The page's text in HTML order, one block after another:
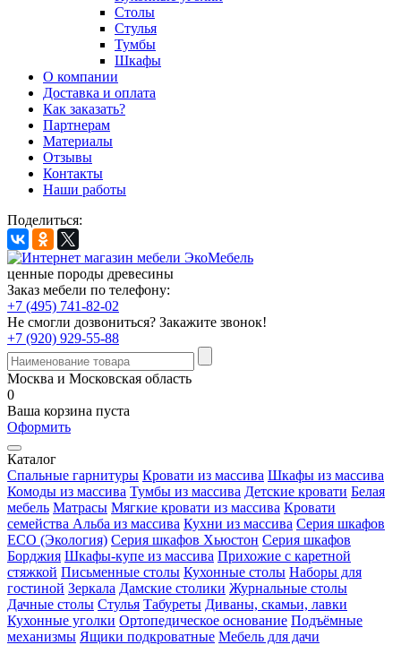
Столы
Стулья
Тумбы
Шкафы
О компании
Доставка и оплата
Как заказать?
Партнерам
Материалы
Отзывы
Контакты
Наши работы
Поделиться:
ценные породы древесины
Заказ мебели по телефону:
+7 (495) 741-82-02
Не смогли дозвониться? Закажите звонок!
+7 (920) 929-55-88
Москва и Московская область
0
Ваша корзина пуста
Оформить
Каталог
Спальные гарнитуры Кровати из массива Шкафы из массива
Комоды из массива Тумбы из массива Детские кровати Белая
мебель Матрасы Мягкие кровати из массива Кровати
семейства Альба из массива Кухни из массива Серия шкафов
ECO (Экология) Серия шкафов Хьюстон Серия шкафов
Борджия Шкафы-купе из массива Прихожие с каретной
стяжкой Письменные столы Кухонные столы Наборы для
гостиной Зеркала Дамские столики Журнальные столы
Дачные столы Стулья Табуреты Диваны, скамьи, лавки
Кухонные уголки Ортопедическое основание Подъёмные
механизмы Ящики подкроватные Мебель для дачи